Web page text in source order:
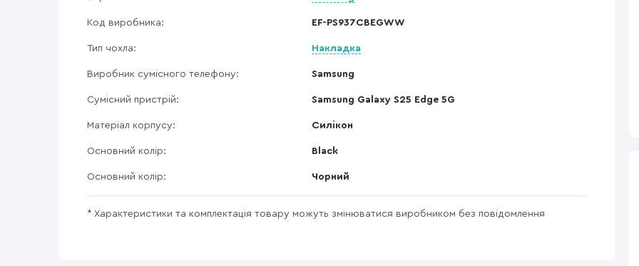
Код виробника: EF-PS937CBEGWW
Тип чохла: Накладка
Виробник сумісного телефону: Samsung
Сумісний пристрій: Samsung Galaxy S25 Edge 5G
Матеріал корпусу: Силікон
Основний колір: Black
Основний колір: Чорний
* Характеристики та комплектація товару можуть змінюватися виробником без повідомлення